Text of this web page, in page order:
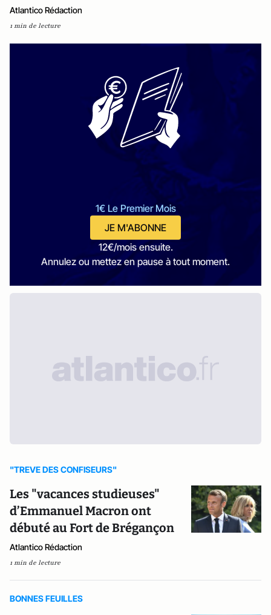
Atlantico Rédaction
1 min de lecture
1€ Le Premier Mois
JE M'ABONNE
12€/mois ensuite.
Annulez ou mettez en pause à tout moment.
"TREVE DES CONFISEURS"
Les "vacances studieuses"
d’Emmanuel Macron ont
débuté au Fort de Brégançon
Atlantico Rédaction
1 min de lecture
BONNES FEUILLES